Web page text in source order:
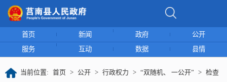
首页 新闻 政府
公开
服务
互动 数据 县情
当前位置: 首页 > 公开 > 行政权力 > “双随机、 一公开” > 检查